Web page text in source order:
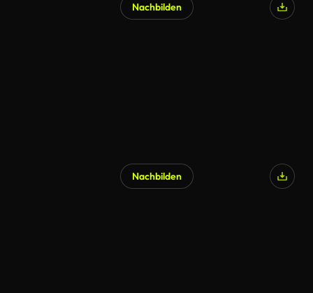
Nachbilden
Nachbilden